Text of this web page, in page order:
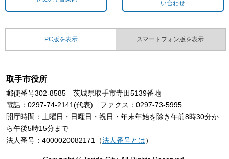
い合わせ
PC版を表示 スマートフォン版を表示
取手市役所
郵便番号302-8585 茨城県取手市寺田5139番地
電話：0297-74-2141(代表) ファクス：0297-73-5995
開庁時間：土曜日・日曜日・祝日・年末年始を除き午前8時30分か
ら午後5時15分まで
法人番号：4000020082171（法人番号とは）